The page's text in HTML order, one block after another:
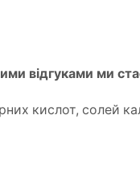
відгуками ми
кислот, солей